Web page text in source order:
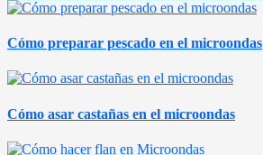
Cómo preparar pescado en el microondas
Cómo asar castañas en el microondas